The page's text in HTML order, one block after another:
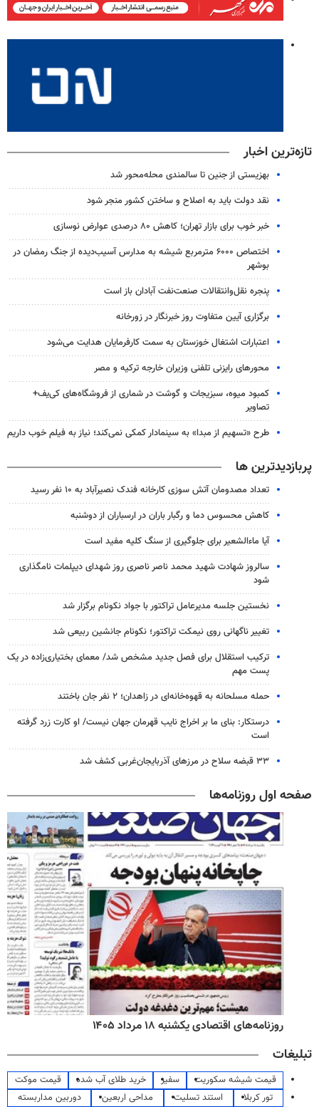
تازه‌ترین اخبار
بهزیستی از جنین تا سالمندی محله‌محور شد
نقد دولت باید به اصلاح و ساختن کشور منجر شود
خبر خوب برای بازار تهران؛ کاهش ۸۰ درصدی عوارض نوسازی
اختصاص ۶۰۰۰ مترمربع شیشه به مدارس آسیب‌دیده از جنگ رمضان در
بوشهر
پنجره نقل‌وانتقالات صنعت‌نفت آبادان باز است
برگزاری آیین متفاوت روز خبرنگار در زورخانه
اعتبارات اشتغال خوزستان به سمت کارفرمایان هدایت می‌شود
محورهای رایزنی تلفنی وزیران خارجه ترکیه و مصر
کمبود میوه، سبزیجات و گوشت در شماری از فروشگاه‌های کی‌یف+
تصاویر
طرح «تسهیم از مبدا» به سینمادار کمکی نمی‌کند؛ نیاز به فیلم خوب داریم
پربازدیدترین ها
تعداد مصدومان آتش سوزی کارخانه فندک نصیرآباد به ۱۰ نفر رسید
کاهش محسوس دما و رگبار باران در ارسباران از دوشنبه
آیا ماءالشعیر برای جلوگیری از سنگ کلیه مفید است
سالروز شهادت شهید محمد ناصر ناصری روز شهدای دیپلمات نامگذاری
شود
نخستین جلسه مدیرعامل تراکتور با جواد نکونام برگزار شد
تغییر ناگهانی روی نیمکت تراکتور؛ نکونام جانشین ربیعی شد
ترکیب استقلال برای فصل جدید مشخص شد/ معمای بختیاری‌زاده در یک
پست مهم
حمله مسلحانه به قهوه‌خانه‌ای در زاهدان؛ ۲ نفر جان باختند
درستکار: بنای ما بر اخراج نایب قهرمان جهان نیست/ او کارت زرد گرفته
است
۳۳ قبضه سلاح در مرزهای آذربایجان‌غربی کشف شد
صفحه اول روزنامه‌ها
روزنامه‌های اقتصادی یکشنبه ۱۸ مرداد ۱۴۰۵
تبلیغات
قیمت شیشه سکوریت سفیر خرید طلای آب شده
قیمت موکت
تور کربلا
استند تسلیت مداحی اربعین
دوربین مداربسته